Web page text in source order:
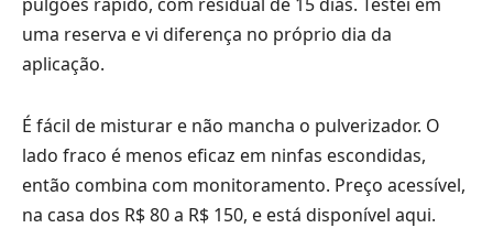
uma reserva e vi diferença no próprio dia da
aplicação.
É fácil de misturar e não mancha o pulverizador. O
lado fraco é menos eficaz em ninfas escondidas,
então combina com monitoramento. Preço acessível,
na casa dos R$ 80 a R$ 150, e está disponível aqui.